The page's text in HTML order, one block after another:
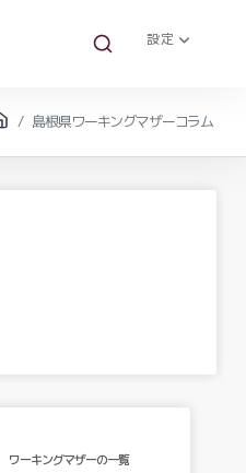
設定
島根県ワーキングマザーコラム
ワーキングマザーの一覧